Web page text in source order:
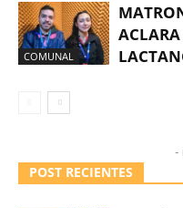
COMUNAL
-
POST RECIENTES